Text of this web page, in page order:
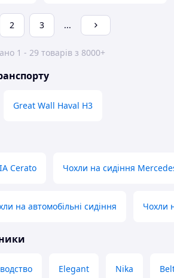
2 3 ...
1 - 29 товарів з 8000+
Great Wall Haval H3
Cerato Чохли на сидіння
на автомобільні сидіння Чохли
Elegant Nika